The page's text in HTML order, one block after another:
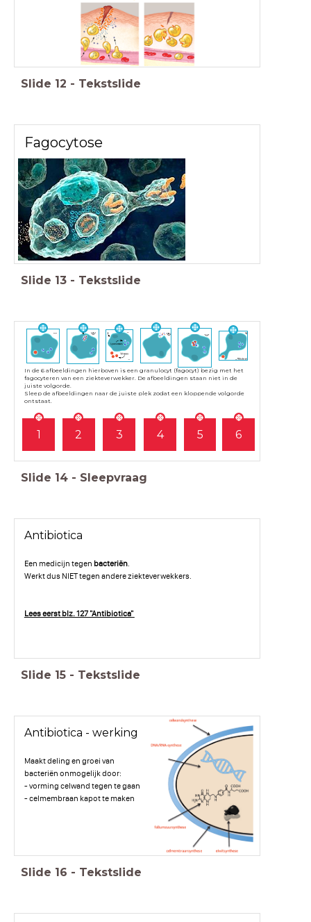
Slide 12 - Tekstslide
Fagocytose
Slide 13 - Tekstslide
In de 6 afbeeldingen hierboven is een granulocyt (fagocyt) bezig met het
fagocyteren van een ziekteverwekker. De afbeeldingen staan niet in de
juiste volgorde.
Sleep de afbeeldingen naar de juiste plek zodat een kloppende volgorde
ontstaat.
1 2 3 4 5 6
Slide 14 - Sleepvraag
Antibiotica
Een medicijn tegen bacteriën.
Werkt dus NIET tegen andere ziekteverwekkers.
Lees eerst blz. 127 "Antibiotica"
Slide 15 - Tekstslide
Antibiotica - werking
Maakt deling en groei van
bacteriën onmogelijk door:
- vorming celwand tegen te gaan
- celmembraan kapot te maken
Slide 16 - Tekstslide